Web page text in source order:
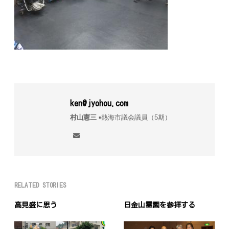
ken@jyohou.com
村山憲三▪︎熱海市議会議員（5期）
RELATED STORIES
高見盛に思う 日金山霊園を参拝する